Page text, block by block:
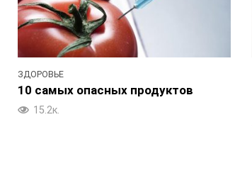
ЗДОРОВЬЕ
10 самых опасных продуктов
15.2к.